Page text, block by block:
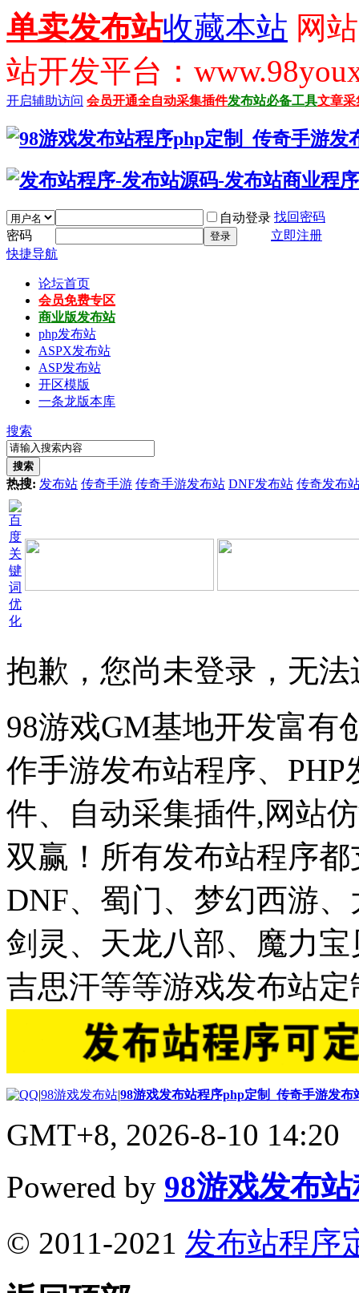
单卖发布站收藏本站 网
站开发平台：
开启辅助访问 会员开通全自动采集插件发布站必备工具文章采
自动登录 找回密码
密码
登录
立即注册
快捷导航
论坛首页
会员免费专区
商业版发布站
php发布站
ASPX发布站
ASP发布站
开区模版
一条龙版本库
搜索
搜索
热搜: 发布站 传奇手游 传奇手游发布站 DNF发布站 传奇发布
抱歉，您尚未登录，无
98游戏GM基地开发富有
作手游发布站程序、
件、自动采集插件,网站
双赢！所有发布站程序
DNF、蜀门、梦幻西游
剑灵、天龙八部、魔力
吉思汗等等游戏发布站定
|98游戏发布站|98游戏发布站程序php定制_传奇手游发
GMT+8, 2026-8-10 14:20
Powered by 98游戏发布
© 2011-2021 发布站程序